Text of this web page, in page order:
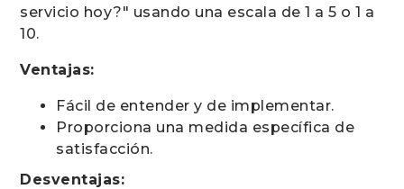
servicio hoy?" usando una escala de 1 a 5 o 1 a
10.
Ventajas:
Fácil de entender y de implementar.
Proporciona una medida específica de
satisfacción.
Desventajas: